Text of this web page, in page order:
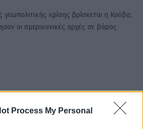
Process My Personal
γεωπολιτικής κρίσης βρίσκεται η Κούβα,
οι αμερικανικές αρχές σε βάρος